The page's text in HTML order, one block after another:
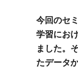
今回のセ
学習にお
ました。
たデータ